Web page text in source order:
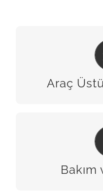
Araç
ARAÇ
Bakım